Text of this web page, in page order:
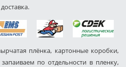
плёнка, картонные коробки,
по отдельности в пленку,